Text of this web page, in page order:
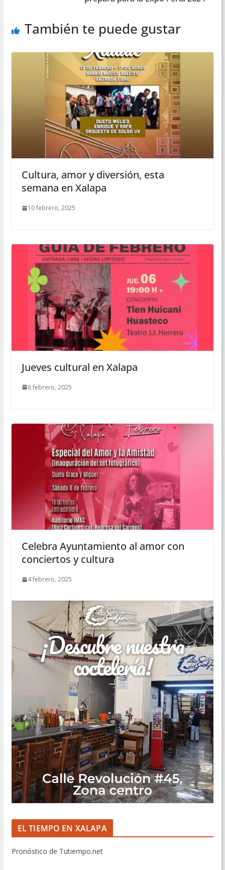
También te puede gustar
Cultura, amor y diversión, esta
semana en Xalapa
10 febrero, 2025
Jueves cultural en Xalapa
6 febrero, 2025
Celebra Ayuntamiento al amor con
conciertos y cultura
4 febrero, 2025
EL TIEMPO EN XALAPA
Pronóstico de Tutiempo.net